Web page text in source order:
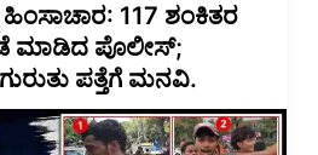
117 ಶಂಕಿತರ
ಮಾಡಿದ ಪೊಲೀಸ್;
ಪತ್ತೆಗೆ ಮನವಿ.